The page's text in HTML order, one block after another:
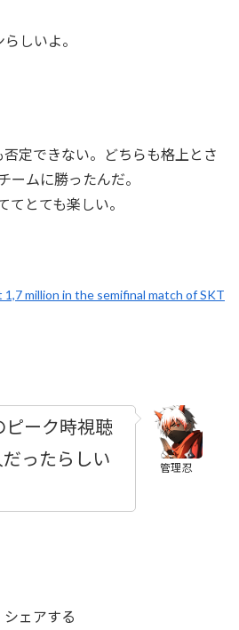
しいよ。
定できない。どちらも格上とさ
ームに勝ったんだ。
てとても楽しい。
million in the semifinal match of SKT
管理忍
ーク時視聴
ったらしい
シェアする